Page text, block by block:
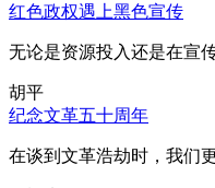
红色政权遇上黑色宣传
无论是资源投入还是在宣
胡平
纪念文革五十周年
在谈到文革浩劫时，我们